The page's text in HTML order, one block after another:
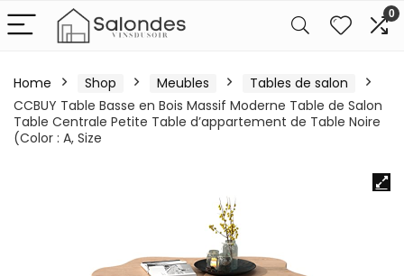
0
Home Shop Meubles
Tables de salon
CCBUY Table Basse en Bois Massif Moderne Table de Salon
Table Centrale Petite Table d’appartement de Table Noire
(Color : A, Size